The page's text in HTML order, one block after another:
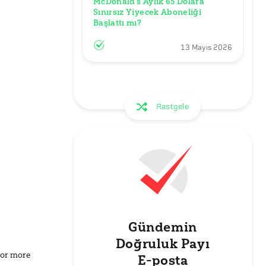
more
Sınırsız Yiyecek Aboneliği
Başlattı mı?
13 Mayıs 2026
Rastgele
Gündemin
Doğruluk Payı
E-posta